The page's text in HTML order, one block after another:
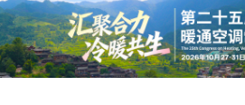
首页
组织介
绍
组织活
动